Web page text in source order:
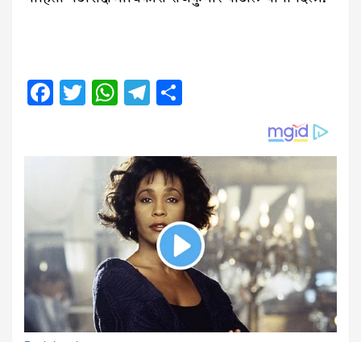
Facebook
Twitter
WhatsApp
Telegram